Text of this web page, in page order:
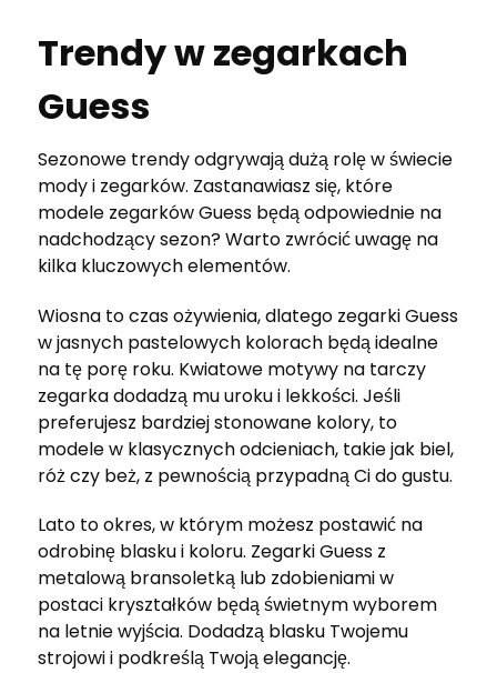
Trendy w zegarkach
Guess
Sezonowe trendy odgrywają dużą rolę w świecie
mody i zegarków. Zastanawiasz się, które
modele zegarków Guess będą odpowiednie na
nadchodzący sezon? Warto zwrócić uwagę na
kilka kluczowych elementów.
Wiosna to czas ożywienia, dlatego zegarki Guess
w jasnych pastelowych kolorach będą idealne
na tę porę roku. Kwiatowe motywy na tarczy
zegarka dodadzą mu uroku i lekkości. Jeśli
preferujesz bardziej stonowane kolory, to
modele w klasycznych odcieniach, takie jak biel,
róż czy beż, z pewnością przypadną Ci do gustu.
Lato to okres, w którym możesz postawić na
odrobinę blasku i koloru. Zegarki Guess z
metalową bransoletką lub zdobieniami w
postaci kryształków będą świetnym wyborem
na letnie wyjścia. Dodadzą blasku Twojemu
strojowi i podkreślą Twoją elegancję.